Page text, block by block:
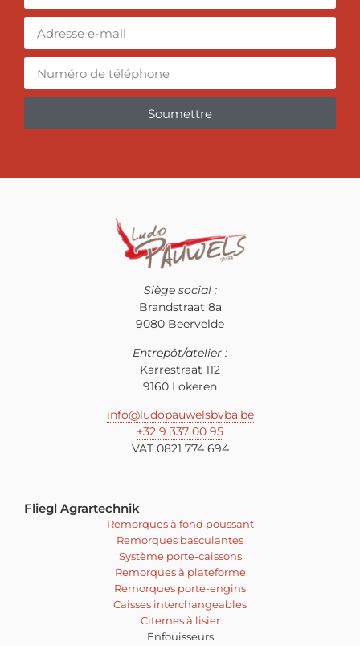
Soumettre
Siège social :
Brandstraat 8a
9080 Beervelde
Entrepôt/atelier :
Karrestraat 112
9160 Lokeren
info@ludopauwelsbvba.be
+32 9 337 00 95
VAT 0821 774 694
Fliegl Agrartechnik
Remorques à fond poussant
Remorques basculantes
Système porte-caissons
Remorques à plateforme
Remorques porte-engins
Caisses interchangeables
Citernes à lisier
Enfouisseurs